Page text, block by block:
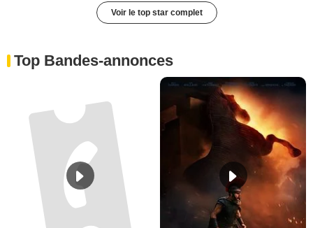
Voir le top star complet
Top Bandes-annonces